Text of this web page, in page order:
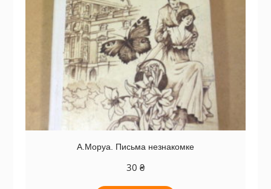
А.Моруа. Письма незнакомке
30 ₴